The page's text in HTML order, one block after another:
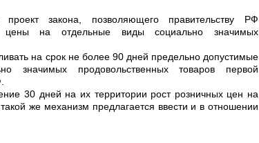
закона, позволяющего правительству РФ
цены на отдельные виды социально значимых
на срок не более 90 дней предельно допустимые
значимых продовольственных товаров первой
30 дней на их территории рост розничных цен на
же механизм предлагается ввести и в отношении